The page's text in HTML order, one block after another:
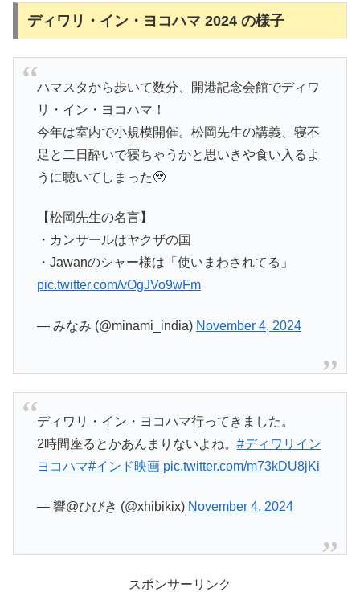
ディワリ・イン・ヨコハマ 2024 の様子
ハマスタから歩いて数分、開港記念会館でディワ
リ・イン・ヨコハマ！
今年は室内で小規模開催。松岡先生の講義、寝不
足と二日酔いで寝ちゃうかと思いきや食い入るよ
うに聴いてしまった🥹
【松岡先生の名言】
・カンサールはヤクザの国
・Jawanのシャー様は「使いまわされてる」
pic.twitter.com/vOgJVo9wFm
— みなみ (@minami_india) November 4, 2024
ディワリ・イン・ヨコハマ行ってきました。
2時間座るとかあんまりないよね。 #ディワリイン
ヨコハマ#インド映画 pic.twitter.com/m73kDU8jKi
— 響@ひびき (@xhibikix) November 4, 2024
スポンサーリンク